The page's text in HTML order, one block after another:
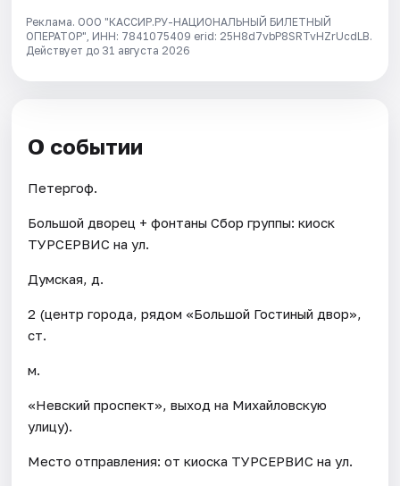
Реклама. ООО "КАССИР.РУ-НАЦИОНАЛЬНЫЙ БИЛЕТНЫЙ
ОПЕРАТОР", ИНН: 7841075409 erid: 25H8d7vbP8SRTvHZrUcdLB.
Действует до 31 августа 2026
О событии
Петергоф.
Большой дворец + фонтаны Сбор группы: киоск
ТУРСЕРВИС на ул.
Думская, д.
2 (центр города, рядом «Большой Гостиный двор»,
ст.
м.
«Невский проспект», выход на Михайловскую
улицу).
Место отправления: от киоска ТУРСЕРВИС на ул.